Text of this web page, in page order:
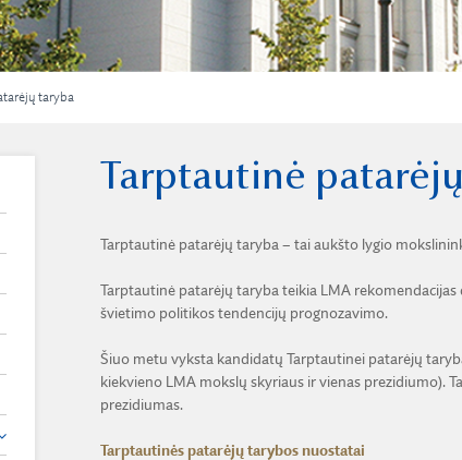
taryba
Tarptautinė
Tarptautinė patarėjų taryba – tai aukšto lygio
Tarptautinė patarėjų taryba teikia LMA
švietimo politikos tendencijų prognozavimo.
Šiuo metu vyksta kandidatų Tarptautinei patarėjų
kiekvieno LMA mokslų skyriaus ir vienas prezidiumo).
prezidiumas.
Tarptautinės patarėjų tarybos nuostatai